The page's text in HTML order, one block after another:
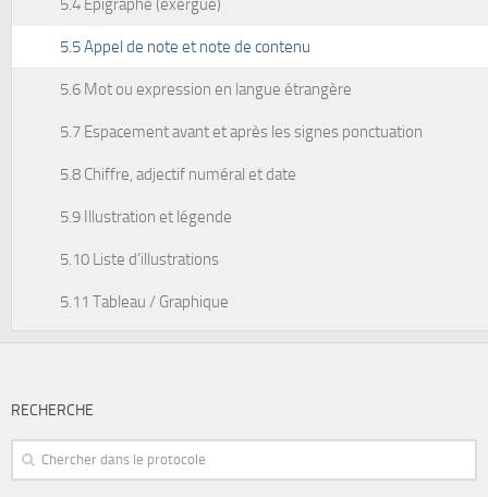
5.4 Épigraphe (exergue)
5.5 Appel de note et note de contenu
5.6 Mot ou expression en langue étrangère
5.7 Espacement avant et après les signes ponctuation
5.8 Chiffre, adjectif numéral et date
5.9 Illustration et légende
5.10 Liste d’illustrations
5.11 Tableau / Graphique
RECHERCHE